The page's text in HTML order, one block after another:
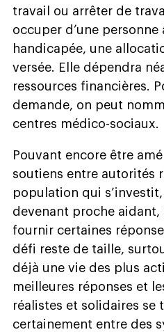
travail ou arrêter de
occuper d’une personne
handicapée, une
versée. Elle dépendra
ressources financières.
demande, on peut
centres médico-sociaux.
Pouvant encore être
soutiens entre autorités
population qui
devenant proche
fournir certaines
défi reste de taille,
déjà une vie des plus
meilleures réponses et
réalistes et solidaires se
certainement entre des